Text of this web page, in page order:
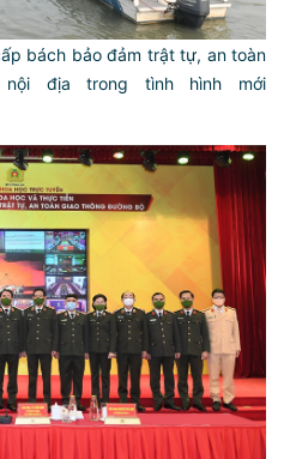
bách bảo đảm trật tự, an toàn
địa trong tình hình mới